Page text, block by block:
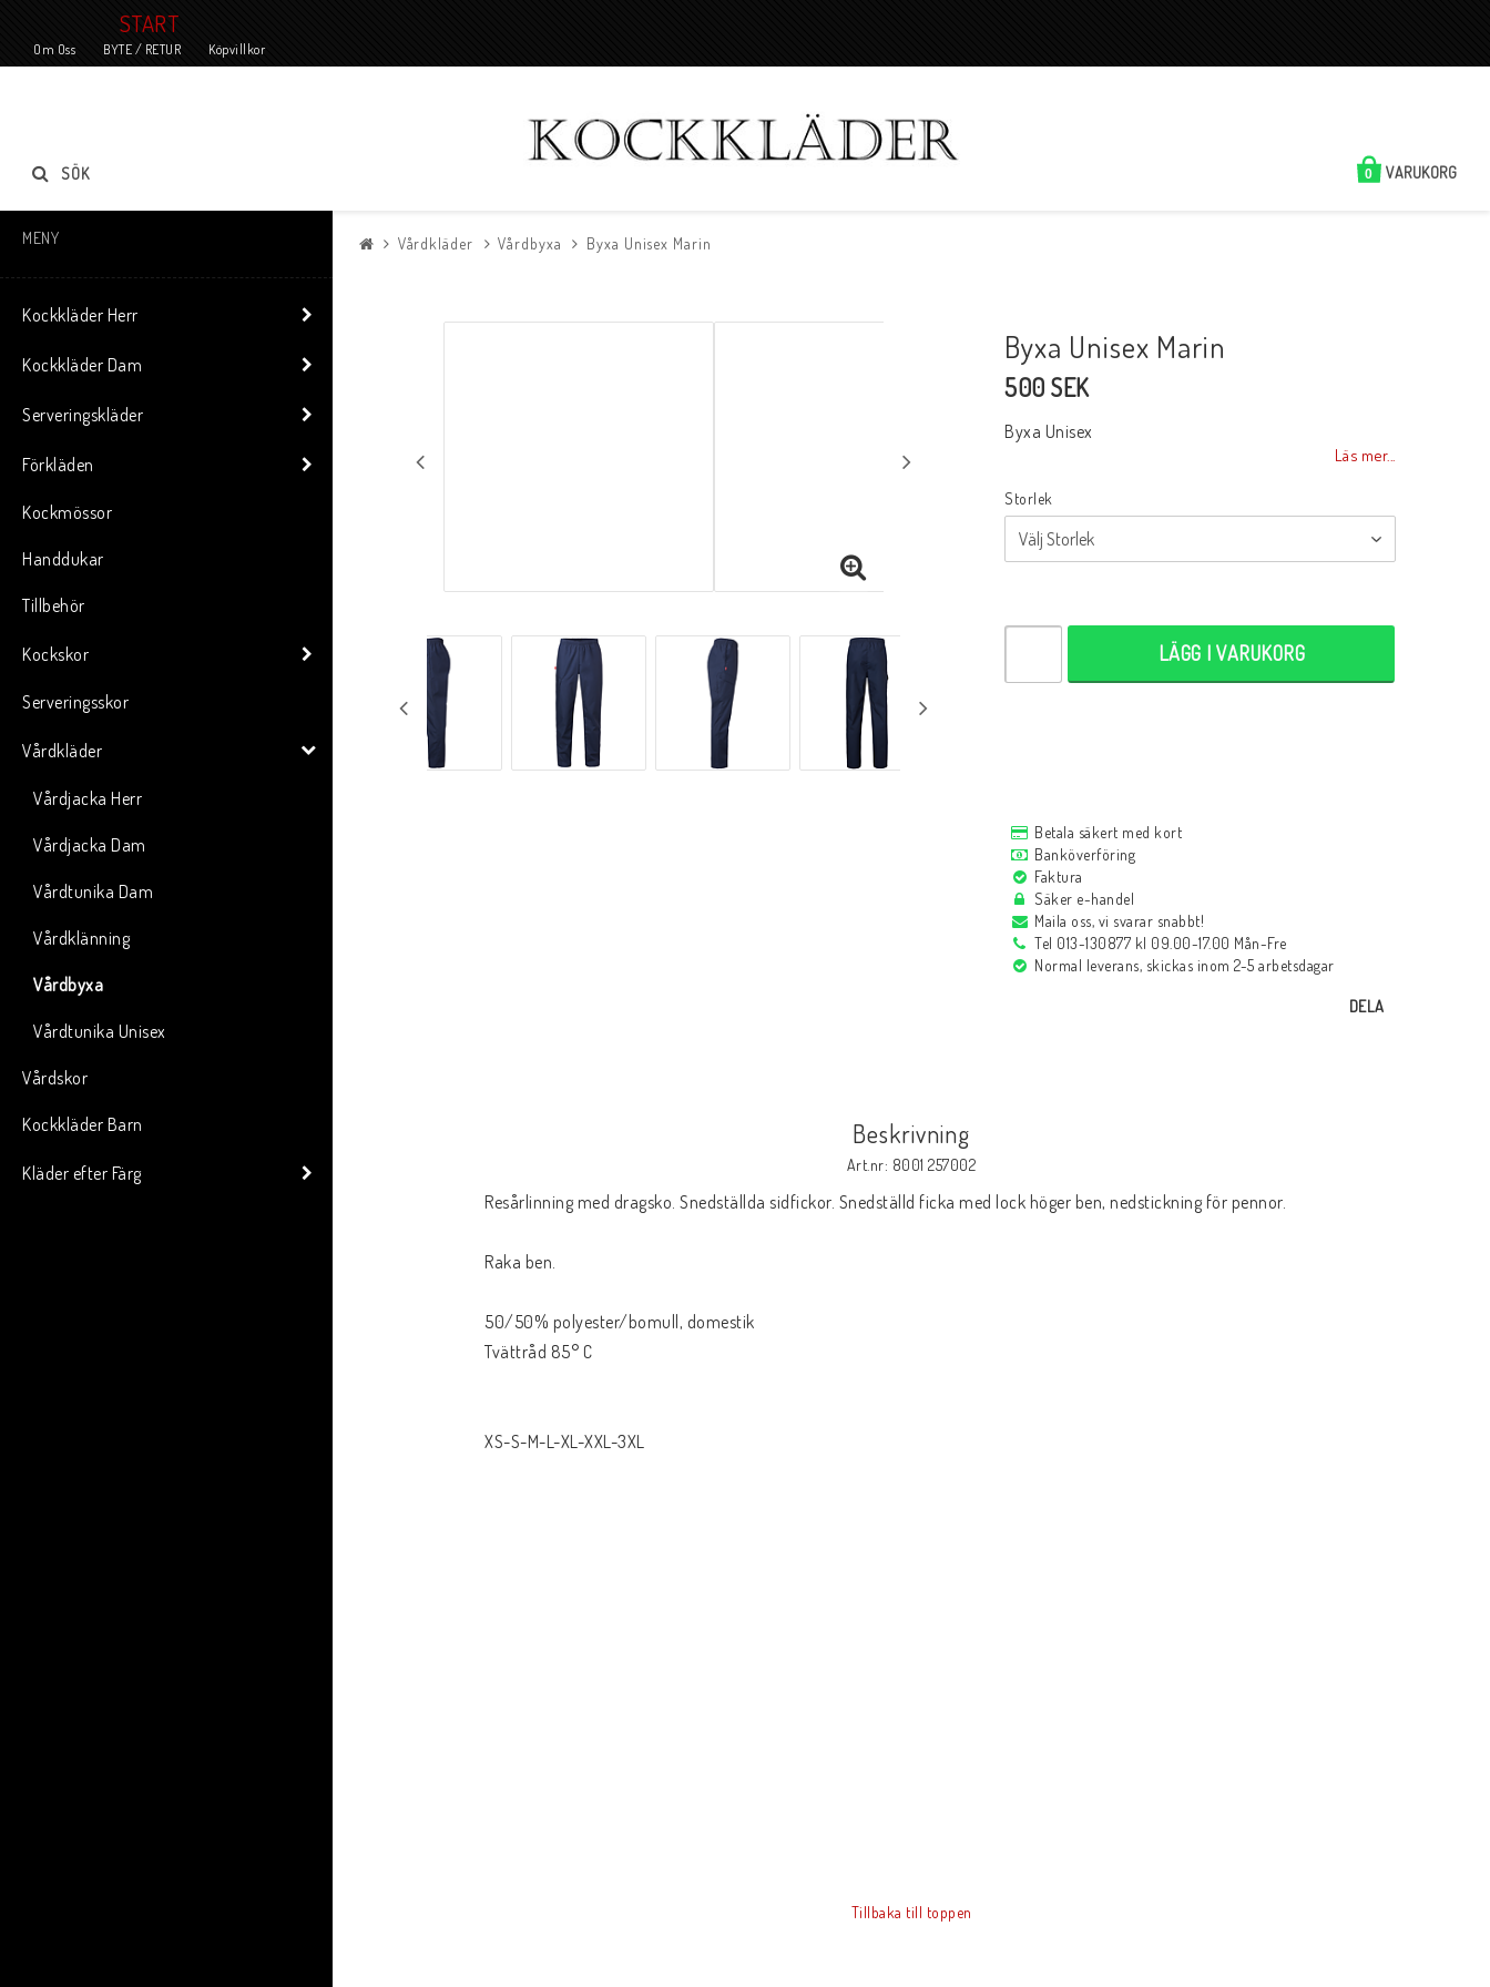
START
Om Oss BYTE / RETUR Köpvillkor
VARUKORG
0
SÖK
MENY
Kockkläder Herr
Kockkläder Dam
Serveringskläder
Förkläden
Kockmössor
Handdukar
Tillbehör
Kockskor
Serveringsskor
Vårdkläder
Vårdjacka Herr
Vårdjacka Dam
Vårdtunika Dam
Vårdklänning
Vårdbyxa
Vårdtunika Unisex
Vårdskor
Kockkläder Barn
Kläder efter Färg
Vårdkläder Vårdbyxa Byxa Unisex Marin
Byxa Unisex Marin
500 SEK
Byxa Unisex
Läs mer...
Storlek
LÄGG I VARUKORG
Betala säkert med kort
Banköverföring
Faktura
Säker e-handel
Maila oss, vi svarar snabbt!
Tel 013-130877 kl 09.00-17.00 Mån-Fre
Normal leverans, skickas inom 2-5 arbetsdagar
DELA
Beskrivning
Art.nr: 8001 257002
Resårlinning med dragsko. Snedställda sidfickor. Snedställd ficka med lock höger ben, nedstickning för pennor.
Raka ben.
50/50% polyester/bomull, domestik
Tvättråd 85° C
XS-S-M-L-XL-XXL-3XL
Tillbaka till toppen